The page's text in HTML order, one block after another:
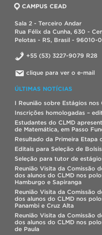
CAMPUS CEAD
Sala 2 - Terceiro Andar
Rua Félix da Cunha, 630 -
Pelotas - RS, Brasil - 96010-
+55 (53) 3227-9079 R28
clique para ver o e-mail
ÚLTIMAS NOTÍCIAS
I Reunião sobre Estágios nos
Inscrições homologadas –
Estudantes do CLMD
de Matemática, em Passo
Resultado da Primeira Etapa
Editais para Seleção de
Seleção para tutor de
Reunião Visita da Comissão
dos alunos do CLMD nos
Hamburgo e Sapiranga
Reunião Visita da Comissão
dos alunos do CLMD nos
Panambi e Cruz Alta
Reunião Visita da Comissão
dos alunos do CLMD nos
de Paula